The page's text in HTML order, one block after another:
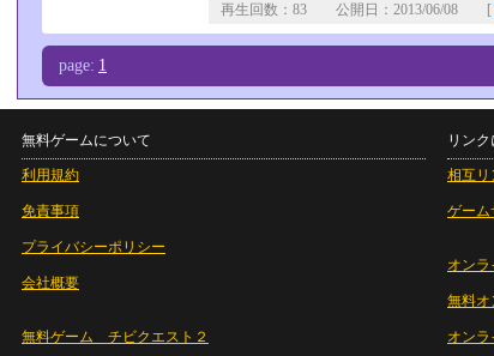
再生回数：83 公開日：2013/06/08 [
page: 1
無料ゲームについて
利用規約
免責事項
プライバシーポリシー
会社概要
無料ゲーム チビクエスト２
リン
相互リ
ゲーム
オンラ
無料オ
オン